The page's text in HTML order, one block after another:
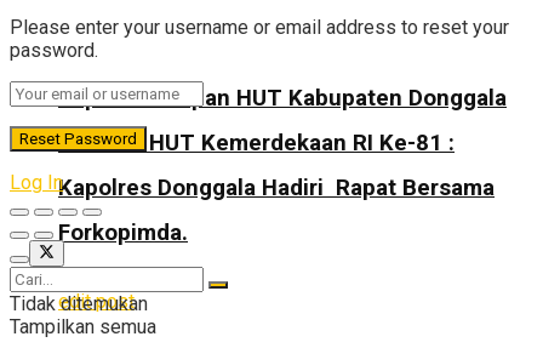
Rapat Persiapan HUT Kabupaten Donggala
Ke-74 & HUT Kemerdekaan RI Ke-81 :
Kapolres Donggala Hadiri Rapat Bersama
Forkopimda.
edit post
Please enter your username or email address to reset your
password.
Log In
Tidak ditemukan
Tampilkan semua